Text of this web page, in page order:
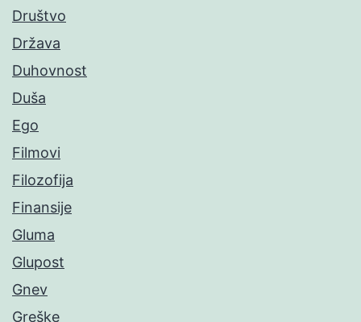
Društvo
Država
Duhovnost
Duša
Ego
Filmovi
Filozofija
Finansije
Gluma
Glupost
Gnev
Greške